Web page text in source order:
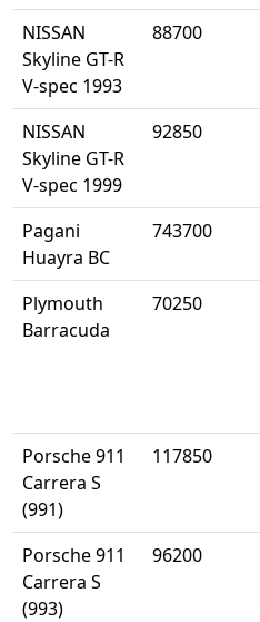
NISSAN
Skyline GT-R
V-spec 1993
88700
NISSAN
Skyline GT-R
V-spec 1999
92850
Pagani
Huayra BC
743700
Plymouth
Barracuda
70250
Porsche 911
Carrera S
(991)
117850
Porsche 911
Carrera S
(993)
96200